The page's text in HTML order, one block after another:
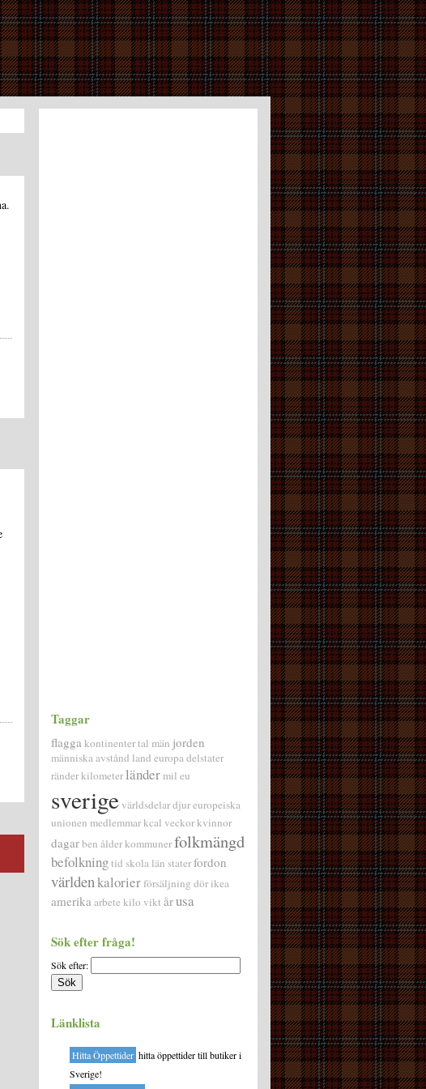
Taggar
flaggakontinentertal män jorden
människaavstånd land europadelstater
ränderkilometer länder mil eu
sverigevärldsdelardjureuropeiska
unionen medlemmarkcal veckorkvinnor
dagarben ålderkommunerfolkmängd
befolkningtid skola län staterfordon
världenkalorierförsäljning dör ikea
amerikaarbete kilo vikt årusa
Sök efter fråga!
Sök efter:
Länklista
Hitta Öppettider hitta öppettider till butiker i
Sverige!